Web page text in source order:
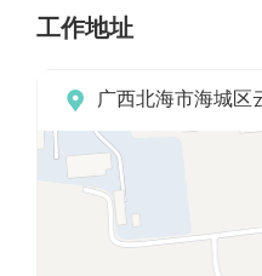
工作地址
 广西北海市海城区